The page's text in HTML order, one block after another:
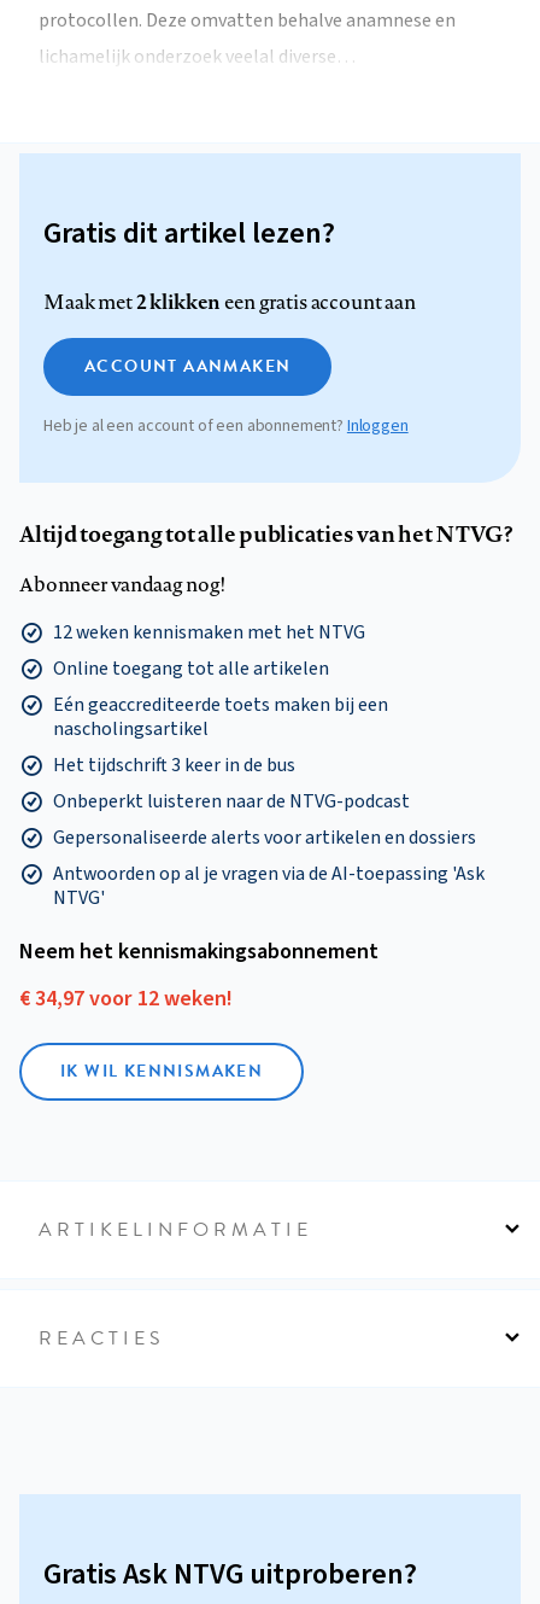
protocollen. Deze omvatten behalve anamnese en
lichamelijk onderzoek veelal diverse…
Gratis dit artikel lezen?
Maak met2 klikkeneen gratis account aan
ACCOUNT AANMAKEN
Heb je al een account of een abonnement? Inloggen
Altijd toegang tot alle publicaties van het NTVG?
Abonneer vandaag nog!
12 weken kennismaken met het NTVG
Online toegang tot alle artikelen
Eén geaccrediteerde toets maken bij een
nascholingsartikel
Het tijdschrift 3 keer in de bus
Onbeperkt luisteren naar de NTVG-podcast
Gepersonaliseerde alerts voor artikelen en dossiers
Antwoorden op al je vragen via de AI-toepassing 'Ask
NTVG'
Neem het kennismakings­abonnement
€ 34,97 voor 12 weken!
IK WIL KENNISMAKEN
ARTIKELINFORMATIE
REACTIES
Gratis Ask NTVG uitproberen?